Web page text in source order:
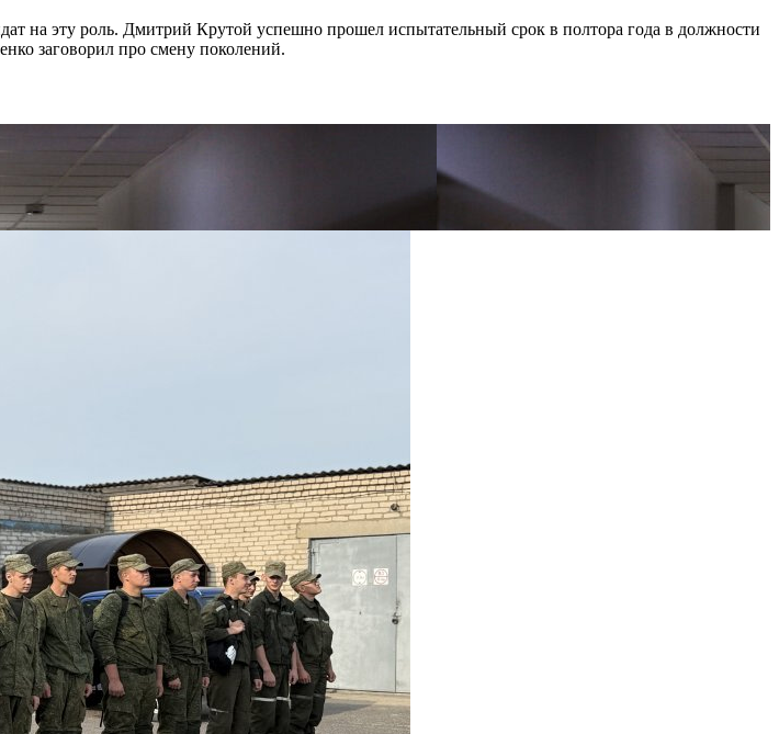
на эту роль. Дмитрий Крутой успешно прошел испытательный срок в полтора года в должности
заговорил про смену поколений.